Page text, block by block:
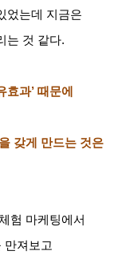
었는데 지금은
는 것 같다.
과’ 때문에
갖게 만드는 것은
험 마케팅에서
만져보고